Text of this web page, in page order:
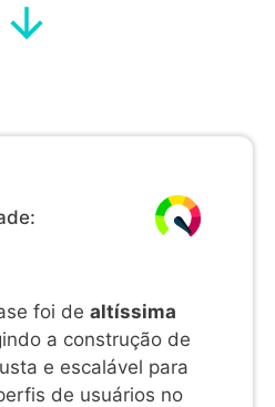
foi de altíssima
a construção de
e escalável para
de usuários no